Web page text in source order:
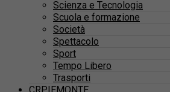
Scienza e Tecnologia
Scuola e formazione
Società
Spettacolo
Sport
Tempo Libero
Trasporti